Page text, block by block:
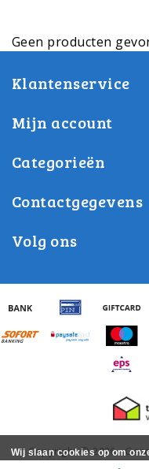
Geen producten
Klantenservice
Mijn account
Categorieën
Contactgegevens
Volg ons
Copyright © 2026 -
Wij slaan cookies op om